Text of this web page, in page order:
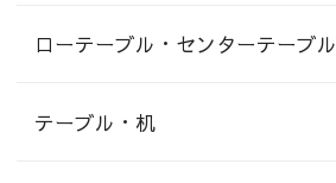
ローテーブル・センターテーブル
テーブル・机